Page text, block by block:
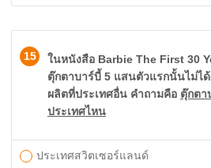
15
ในหนังสือ Barbie The First 30
ตุ๊กตาบาร์บี้ 5 แสนตัวแรกนั้นไม่ไ
ผลิตที่ประเทศอื่น คำถามคือ ตุ๊กตา
ประเทศไหน
ประเทศสวิตเซอร์แลนด์